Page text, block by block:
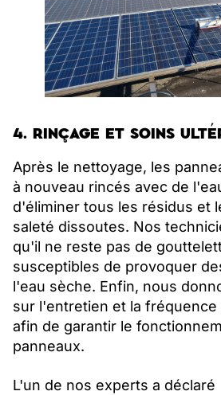
4. RINÇAGE ET SOINS
Après le nettoyage, les
à nouveau rincés avec de
d'éliminer tous les résidus et
saleté dissoutes. Nos
qu'il ne reste pas de
susceptibles de provoquer
l'eau sèche. Enfin, nous
sur l'entretien et la
afin de garantir le
panneaux.
L'un de nos experts a déclaré